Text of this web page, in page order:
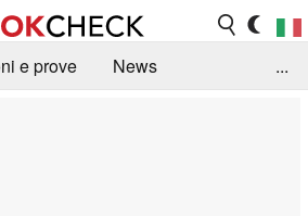
e prove
News
...